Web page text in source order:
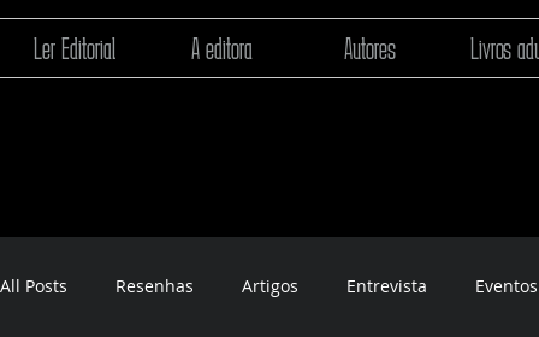
Ler Editorial A editora Autores Livros
All Posts Resenhas Artigos Entrevista Eventos